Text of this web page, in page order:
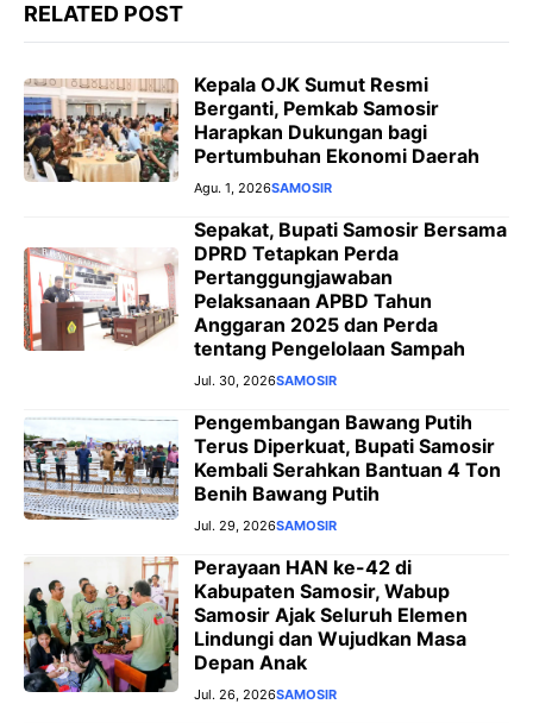
RELATED POST
Kepala OJK Sumut Resmi
Berganti, Pemkab Samosir
Harapkan Dukungan bagi
Pertumbuhan Ekonomi Daerah
Agu. 1, 2026SAMOSIR
Sepakat, Bupati Samosir Bersama
DPRD Tetapkan Perda
Pertanggungjawaban
Pelaksanaan APBD Tahun
Anggaran 2025 dan Perda
tentang Pengelolaan Sampah
Jul. 30, 2026SAMOSIR
Pengembangan Bawang Putih
Terus Diperkuat, Bupati Samosir
Kembali Serahkan Bantuan 4 Ton
Benih Bawang Putih
Jul. 29, 2026SAMOSIR
Perayaan HAN ke-42 di
Kabupaten Samosir, Wabup
Samosir Ajak Seluruh Elemen
Lindungi dan Wujudkan Masa
Depan Anak
Jul. 26, 2026SAMOSIR